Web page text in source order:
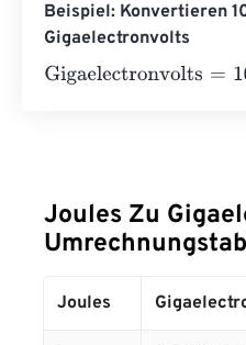
Beispiel: Konvertieren
Gigaelectronvolts
Gigaelectronvolts=10
Joules Zu
Joules